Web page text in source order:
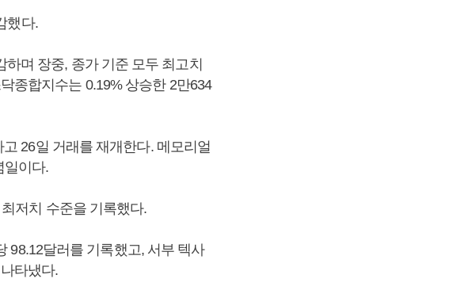
했다.
며 장중, 종가 기준 모두 최고치
종합지수는 0.19% 상승한 2만634
26일 거래를 재개한다. 메모리얼
일이다.
저치 수준을 기록했다.
98.12달러를 기록했고, 서부 텍사
타냈다.